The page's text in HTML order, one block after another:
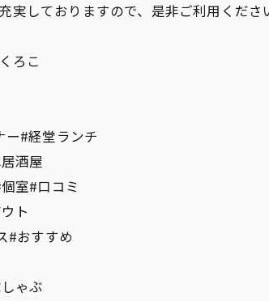
実しておりますので、是非ご利用くださ
ろこ
ー#経堂ランチ
酒屋
室#口コミ
ト
#おすすめ
ゃぶ